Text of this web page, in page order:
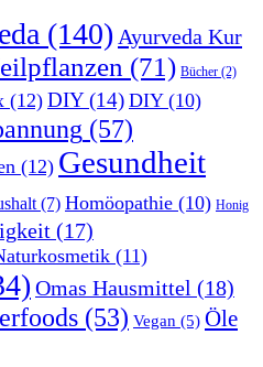
(140) Ayurveda Kur
(71) Bücher (2)
(12) DIY(14) DIY(10)
(57)
(12) Gesundheit
(7) Homöopathie (10) Honig
(17)
(11)
Omas Hausmittel (18)
(53) Vegan (5) Öle